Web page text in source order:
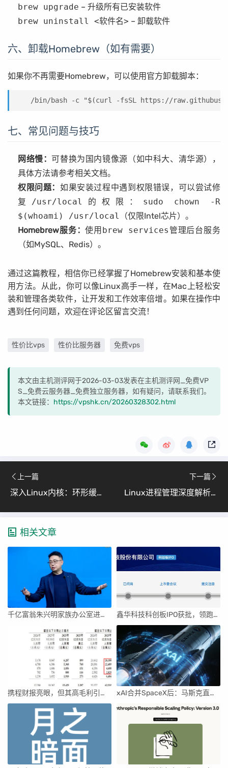
brew upgrade – 升级所有已安装软件
brew uninstall <软件名> – 卸载软件
六、卸载Homebrew（如有需要）
如果你不再需要Homebrew，可以使用官方卸载脚本：
/bin/bash -c "$(curl -fsSL https://
七、常见问题与技巧
网络慢： 可替换为国内镜像源（如中科大、清华源），
具体方法请参考相关文档。
权限问题：如果安装过程中遇到权限错误，可以尝试修
复 /usr/local 的权限： sudo chown -R
$(whoami) /usr/local
（仅限Intel芯片）。
Homebrew服务：使用 brew services 管理后台服务
（如MySQL、Redis）。
通过这篇教程，相信你已经掌握了Homebrew安装和基本使
用方法。从此，你可以像Linux高手一样，在Mac上轻松安
装和管理各类软件，让开发和工作效率倍增。如果在操作中
遇到任何问题，欢迎在评论区留言交流！
性价比vps 性价比服务器 免费vps
本文由主机测评网于2026-03-03发表在主机测评网_免费VP
S_免费云服务器_免费独立服务器，如有疑问，请联系我们。
本文链接： https://vpshk.cn/20260328302.html
上一篇
深入Linux内核：环形缓冲区与线程池的生产消费模型实现（从内核视角看并发）
下一篇
Linux进程管理深度解析：从调度算法到环境变量
相关文章
千亿富翁朱兴明家族办公室进军VC圈 鑫华科技科创板IPO获批，领跑国内半导体材料市场
携程财报亮眼，但其高毛利引发行业争议 xAI合并SpaceX后：马斯克直接介入，团队压力激增